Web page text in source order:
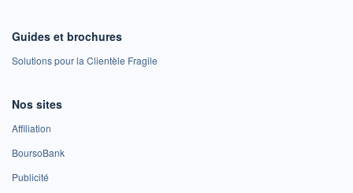
Guides et brochures
Solutions pour la Clientèle Fragile
Nos sites
Affiliation
BoursoBank
Publicité